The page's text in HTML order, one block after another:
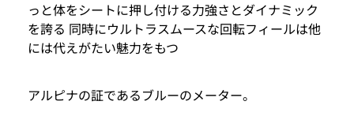
っと体をシートに押し付ける力強さとダイナミック
を誇る 同時にウルトラスムースな回転フィールは他
には代えがたい魅力をもつ
アルピナの証であるブルーのメーター。